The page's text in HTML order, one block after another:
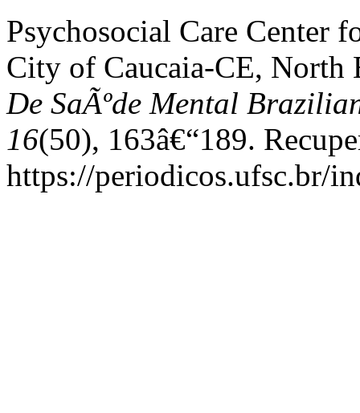
Psychosocial Care Center
City of Caucaia-CE, North
De SaÃºde Mental
16(50), 163â€“189.
https://periodicos.ufsc.br/